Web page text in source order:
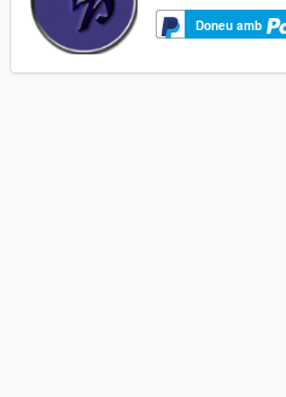
Doneu amb